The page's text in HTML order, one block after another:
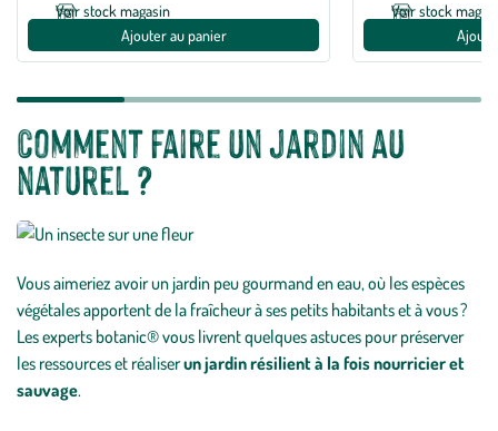
Voir stock magasin
Ajouter au panier
Voir stock
Comment faire un jardin au
naturel ?
Vous aimeriez avoir un jardin peu gourmand en eau, où les espèces
végétales apportent de la fraîcheur à ses petits habitants et à vous ?
Les experts botanic® vous livrent quelques astuces pour préserver
les ressources et réaliserun jardin résilient à la fois nourricier et
sauvage.